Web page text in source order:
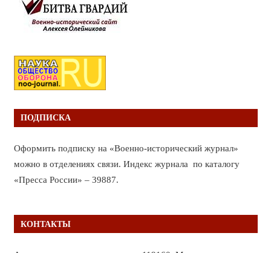
ПОДПИСКА
Оформить подписку на «Военно-исторический журнал»
можно в отделениях связи. Индекс журнала по каталогу
«Пресса России» – 39887.
КОНТАКТЫ